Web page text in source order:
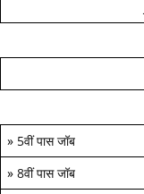
» 5वीं पास जॉब
» 8वीं पास जॉब